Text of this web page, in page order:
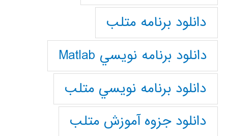
دانلود برنامه متلب
دانلود برنامه نويسي Matlab
دانلود برنامه نويسي متلب
دانلود جزوه آموزش متلب